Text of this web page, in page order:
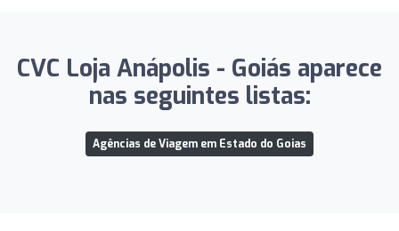
CVC Loja Anápolis - Goiás aparece
nas seguintes listas:
Agências de Viagem em Estado do Goias